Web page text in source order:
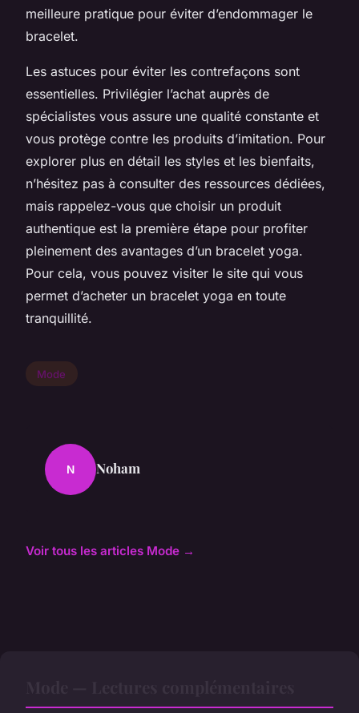
meilleure pratique pour éviter d’endommager le
bracelet.
Les astuces pour éviter les contrefaçons sont
essentielles. Privilégier l’achat auprès de
spécialistes vous assure une qualité constante et
vous protège contre les produits d’imitation. Pour
explorer plus en détail les styles et les bienfaits,
n’hésitez pas à consulter des ressources dédiées,
mais rappelez-vous que choisir un produit
authentique est la première étape pour profiter
pleinement des avantages d’un bracelet yoga.
Pour cela, vous pouvez visiter le site qui vous
permet d’acheter un bracelet yoga en toute
tranquillité.
Mode
N Noham
Voir tous les articles Mode →